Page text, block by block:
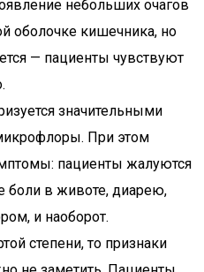
небольших очагов
оболочке кишечника, но
— пациенты чувствуют
значительными
При этом
пациенты жалуются
боли в животе, диарею,
и наоборот.
степени, то признаки